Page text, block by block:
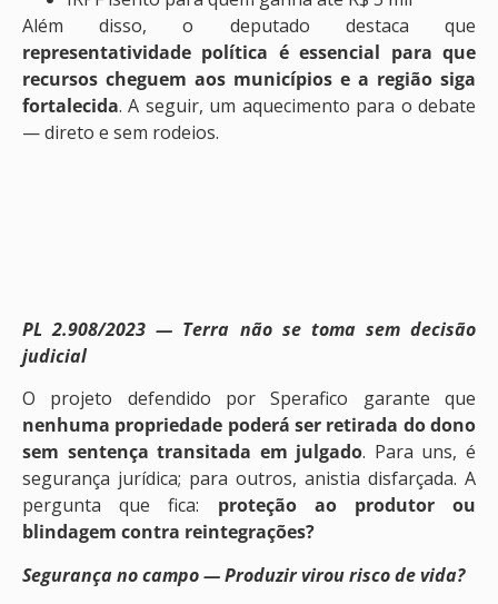
Além disso, o deputado destaca que
representatividade política é essencial para que
recursos cheguem aos municípios e a região siga
fortalecida. A seguir, um aquecimento para o debate
— direto e sem rodeios.
PL 2.908/2023 — Terra não se toma sem decisão
judicial
O projeto defendido por Sperafico garante que
nenhuma propriedade poderá ser retirada do dono
sem sentença transitada em julgado. Para uns, é
segurança jurídica; para outros, anistia disfarçada. A
pergunta que fica: proteção ao produtor ou
blindagem contra reintegrações?
Segurança no campo — Produzir virou risco de vida?